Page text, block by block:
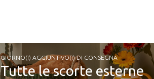
GIORNO(I) AGGIUNTIVO(I) DI CONSEGNA
Tutte le scorte esterne